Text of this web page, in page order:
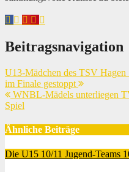
Beitragsnavigation
U13-Mädchen des TSV Hagen
im Finale gestoppt
WNBL-Mädels unterliegen
Spiel
Ähnliche Beiträge
Die U15 10/11 Jugend-Teams